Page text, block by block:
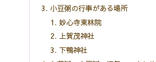
小豆粥の行事がある場所
妙心寺東林院
上賀茂神社
下鴨神社